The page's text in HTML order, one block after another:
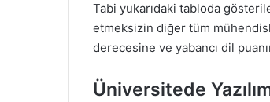
Tabi yukarıdaki tabloda
etmeksizin diğer tüm
derecesine ve yabancı dil
Üniversitede